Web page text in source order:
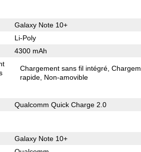
Galaxy Note 10+
Li-Poly
4300 mAh
Chargement sans fil intégré
rapide Non-amovible
Qualcomm Quick Charge 2.0
Galaxy Note 10+